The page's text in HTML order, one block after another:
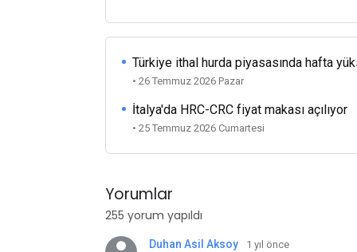
Türkiye ithal hurda piyasasında hafta
• 26 Temmuz 2026 Pazar
İtalya'da HRC-CRC fiyat makası açılıyor
• 25 Temmuz 2026 Cumartesi
Yorumlar
255 yorum yapıldı
Duhan Asil Aksoy 1 yıl önce